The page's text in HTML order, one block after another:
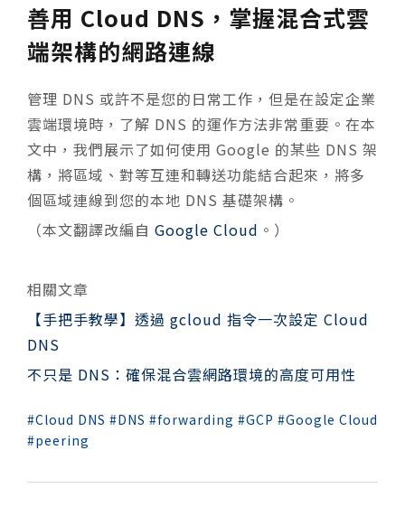
善用 Cloud DNS，掌握混合式雲
端架構的網路連線
管理 DNS 或許不是您的日常工作，但是在設定企業
雲端環境時，了解 DNS 的運作方法非常重要。在本
文中，我們展示了如何使用 Google 的某些 DNS 架
構，將區域、對等互連和轉送功能結合起來，將多
個區域連線到您的本地 DNS 基礎架構。
（本文翻譯改編自 Google Cloud 。）
相關文章
【手把手教學】透過 gcloud 指令一次設定 Cloud
DNS
不只是 DNS：確保混合雲網路環境的高度可用性
Cloud DNS DNS forwarding GCP
Google Cloud
peering